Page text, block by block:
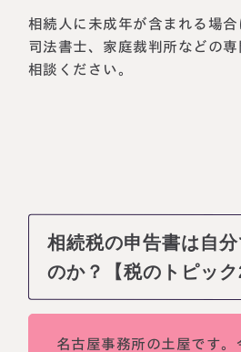
相続人に未成年が含まれる場
司法書士、家庭裁判所などの
相談ください。
相続税の申告書は自
のか？【税のトピック
名古屋事務所の土屋です。